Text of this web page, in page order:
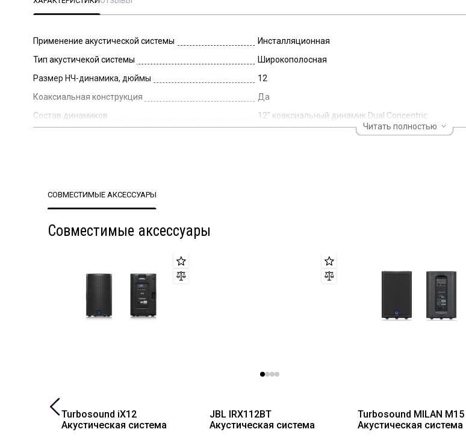
Применение акустической системы
Инсталляционная
Тип акустичекой системы
Широкополосная
Размер НЧ-динамика, дюймы
12
Коаксиальная конструкция
Да
Состав динамиков
12" коаксиальный динамик Dual Concentric
Ширина упаковки, мм
Высота упаковки, мм
Читать полностью
СОВМЕСТИМЫЕ АКСЕССУАРЫ
Совместимые аксессуары
Turbosound iX12
Акустическая система
JBL IRX112BT
Акустическая система
Turbosound MILAN M15
Акустическая система